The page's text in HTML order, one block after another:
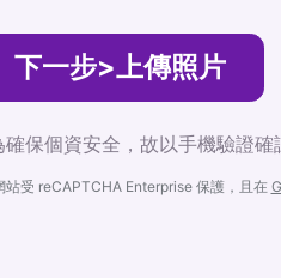
下一步>上傳照片
確保個資安全，故以手機驗證
站受 reCAPTCHA Enterprise 保護，且在